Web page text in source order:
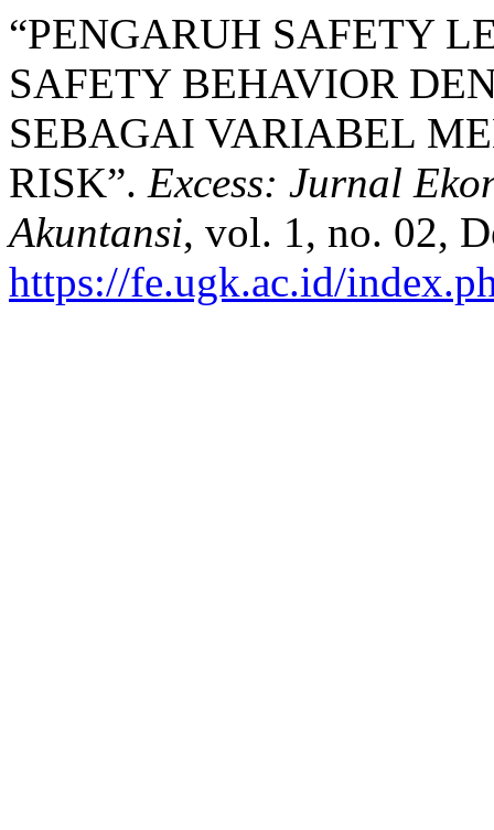
“PENGARUH SAFETY
SAFETY BEHAVIOR
SEBAGAI VARIABEL
RISK”. Excess: Jurnal
Akuntansi, vol. 1, no. 02,
https://fe.ugk.ac.id/